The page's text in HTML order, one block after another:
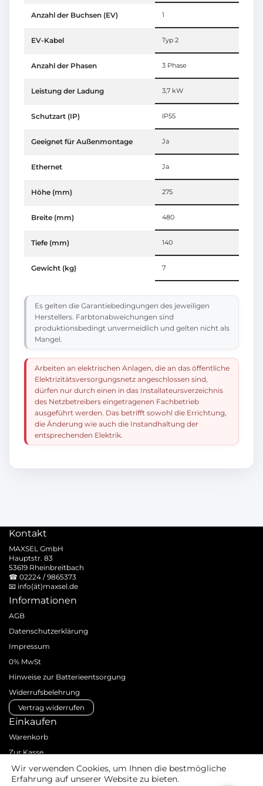
Anzahl der Buchsen (EV) 1
EV-Kabel Typ 2
Anzahl der Phasen 3 Phase
Leistung der Ladung 3,7 kW
Schutzart (IP) IP55
Geeignet für Außenmontage Ja
Ethernet Ja
Höhe (mm) 275
Breite (mm) 480
Tiefe (mm) 140
Gewicht (kg) 7
Es gelten die Garantiebedingungen des jeweiligen
Herstellers. Farbtonabweichungen sind
produktionsbedingt unvermeidlich und gelten nicht als
Mangel.
Arbeiten an elektrischen Anlagen, die an das öffentliche
Elektrizitätsversorgungsnetz angeschlossen sind,
dürfen nur durch einen in das Installateursverzeichnis
des Netzbetreibers eingetragenen Fachbetrieb
ausgeführt werden. Das betrifft sowohl die Errichtung,
die Änderung wie auch die Instandhaltung der
entsprechenden Elektrik.
Kontakt
MAXSEL GmbH
Hauptstr. 83
53619 Rheinbreitbach
☎ 02224 / 9865373
📧 info(ät)maxsel.de
Informationen
AGB
Datenschutzerklärung
Impressum
0% MwSt
Hinweise zur Batterieentsorgung
Widerrufsbelehrung
Vertrag widerrufen
Einkaufen
Warenkorb
Zur Kasse
Zahlungsarten
Versandarten & -kosten
Wir verwenden Cookies, um Ihnen die bestmögliche
Erfahrung auf unserer Website zu bieten.